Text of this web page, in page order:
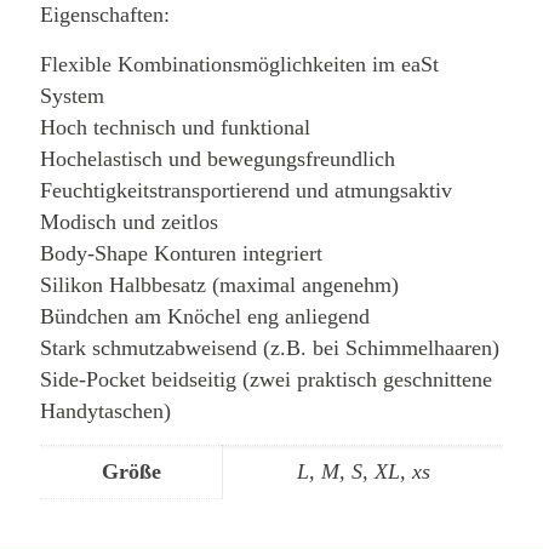
Eigenschaften:
Flexible Kombinationsmöglichkeiten im eaSt
System
Hoch technisch und funktional
Hochelastisch und bewegungsfreundlich
Feuchtigkeitstransportierend und atmungsaktiv
Modisch und zeitlos
Body-Shape Konturen integriert
Silikon Halbbesatz (maximal angenehm)
Bündchen am Knöchel eng anliegend
Stark schmutzabweisend (z.B. bei Schimmelhaaren)
Side-Pocket beidseitig (zwei praktisch geschnittene
Handytaschen)
Größe L, M, S, XL, xs